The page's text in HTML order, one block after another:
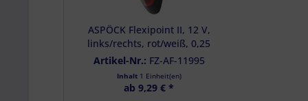
ASPÖCK Flexipoint II, 12 V,
links/rechts, rot/weiß, 0,25
m, DC - 31-4709-027
Artikel-Nr.: FZ-AF-11995
Inhalt 1 Einheit(en)
ab 9,29 € *